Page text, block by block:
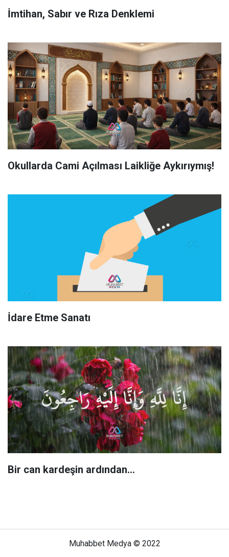
İmtihan, Sabır ve Rıza Denklemi
Okullarda Cami Açılması Laikliğe Aykırıymış!
İdare Etme Sanatı
Bir can kardeşin ardından…
Muhabbet Medya © 2022